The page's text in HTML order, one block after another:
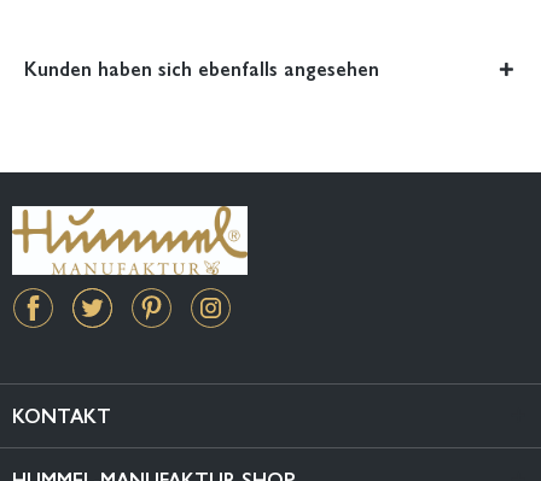
Kunden haben sich ebenfalls angesehen
KONTAKT